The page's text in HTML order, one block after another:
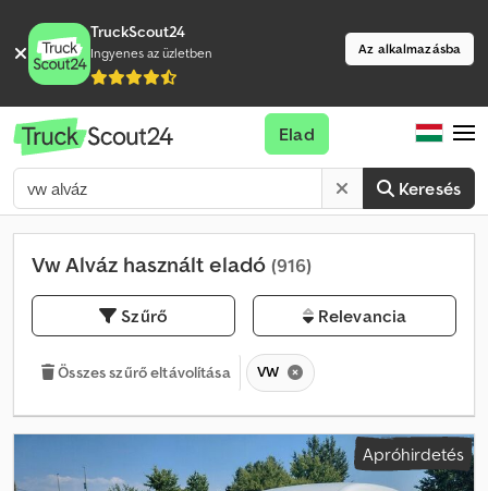
TruckScout24
Ingyenes az üzletben Az alkalmazásba
Keresés
Elad
Vw Alváz használt eladó (916)
Szűrő Relevancia
Összes szűrő eltávolítása VW
Apróhirdetés